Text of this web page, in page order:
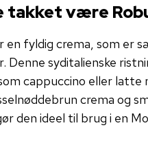
takket være
en fyldig crema, som
Denne syditalienske
cappuccino eller latte
crema og
den ideel til brug i en